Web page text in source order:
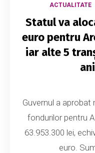
ACTUALITATE
Statul va
euro pentru
iar alte 5
Guvernul a aprobat
fondurilor pentru
63.953.300 lei,
euro.